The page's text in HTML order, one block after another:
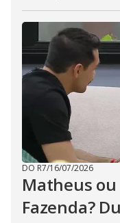
DO R7/16/07/2026
Matheus
Fazenda?